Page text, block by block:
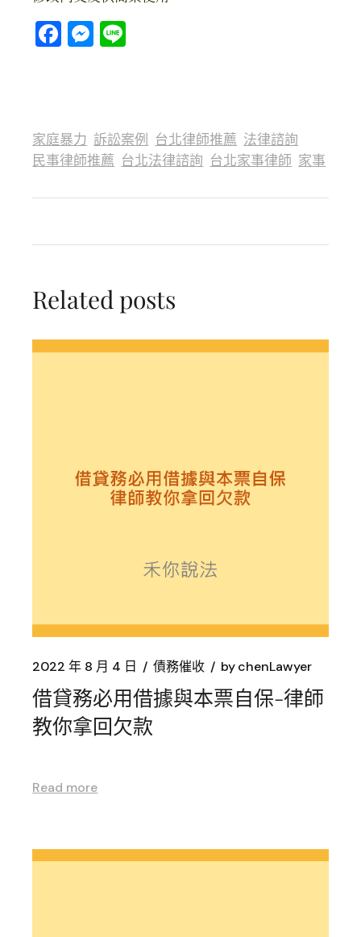
Facebook
Messenger
家庭暴力 訴訟案例 台北律師推薦 法律諮詢
民事律師推薦 台北法律諮詢 台北家事律師 家事
Related posts
2022 年 8 月 4 日 債務催收 bychenLawyer
借貸務必用借據與本票自保-律師
教你拿回欠款
Read more